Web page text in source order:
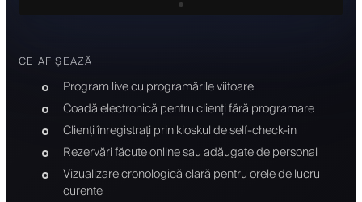
CE AFIȘEAZĂ
Program live cu programările viitoare
Coadă electronică pentru clienți fără programare
Clienți înregistrați prin kioskul de self-check-in
Rezervări făcute online sau adăugate de personal
Vizualizare cronologică clară pentru orele de lucru
curente